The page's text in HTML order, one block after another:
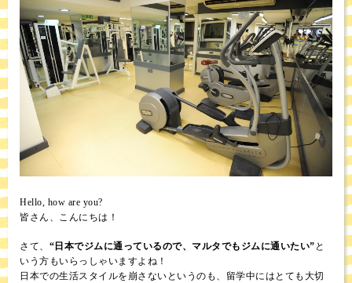
Hello, how are you?
皆さん、こんにちは！
さて、 “日本でジムに通っているので、マルタでもジムに通いたい” と
いう方もいらっしゃいますよね！
日本での生活スタイルを崩さないというのも、留学中にはとても大切